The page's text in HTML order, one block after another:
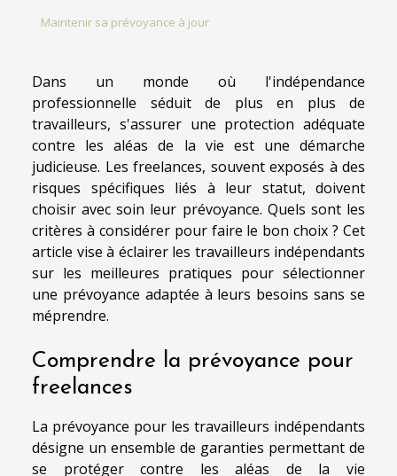
Maintenir sa prévoyance à jour
Dans un monde où l'indépendance
professionnelle séduit de plus en plus de
travailleurs, s'assurer une protection adéquate
contre les aléas de la vie est une démarche
judicieuse. Les freelances, souvent exposés à des
risques spécifiques liés à leur statut, doivent
choisir avec soin leur prévoyance. Quels sont les
critères à considérer pour faire le bon choix ? Cet
article vise à éclairer les travailleurs indépendants
sur les meilleures pratiques pour sélectionner
une prévoyance adaptée à leurs besoins sans se
méprendre.
Comprendre la prévoyance pour
freelances
La prévoyance pour les travailleurs indépendants
désigne un ensemble de garanties permettant de
se protéger contre les aléas de la vie